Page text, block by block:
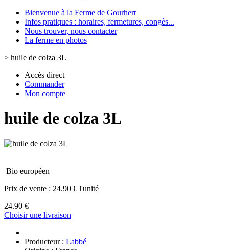
Bienvenue à la Ferme de Gourhert
Infos pratiques : horaires, fermetures, congès...
Nous trouver, nous contacter
La ferme en photos
> huile de colza 3L
Accès direct
Commander
Mon compte
huile de colza 3L
Bio européen
Prix de vente : 24.90 € l'unité
24.90 €
Choisir une livraison
Producteur : Labbé